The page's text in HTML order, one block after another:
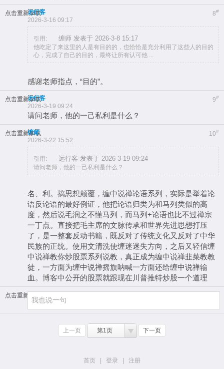
点击重新加载 8#
远行客
2026-3-16 09:17
引用: 缠师 发表于 2026-3-8 15:17
他吃定了来这里的人是有目的的，也恰恰是充分利用了这些人的目的
心，完成了自己的目的，最终让所有认可他 ...
感谢老师指点，“目的”。
点击重新加载 9#
远行客
2026-3-19 09:24
请问老师，他的一己私利是什么？
点击重新加载 10#
缠师
2026-3-22 15:52
引用: 远行客 发表于 2026-3-19 09:24
请问老师，他的一己私利是什么？
名、利。搞思想颠覆，缠中说禅论语系列，实际是举着论
语反论语的最好例证，他把论语归类为和马列类似的高
度，然后说毛润之不懂马列，而马列+论语也比不过禅宗
一丁点。直接把毛主席的文脉传承和世界先进思想打压
了，是一整套反动书籍，既反对了传统文化又反对了中华
民族的正统。使用文清洗使缠迷迷失方向，之后又轻信缠
中说禅教你炒股票系列说教，真正成为缠中说禅韭菜教教
徒，一方面为缠中说禅摇旗呐喊一方面还给缠中说禅输
血。博客中公开的股票就跟现在川普推特炒股一个道理
点击重新加载
上一页 第1页 下一页
首页 登录 注册